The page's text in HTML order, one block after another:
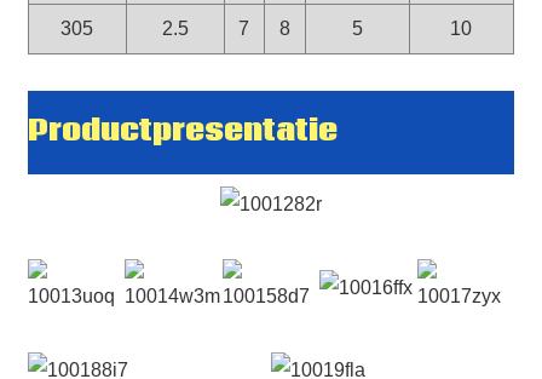
305 2.5 7 8 5 10
Productpresentatie